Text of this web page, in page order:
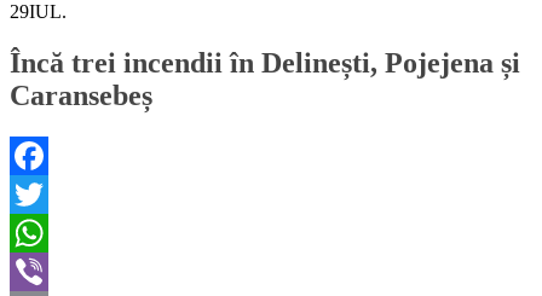
29IUL.
Încă trei incendii în Delinești, Pojejena și
Caransebeș
Facebook
Twitter
WhatsApp